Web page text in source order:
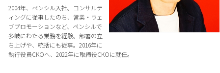
2004年、ペンシル入社。コンサルテ
ィングに従事したのち、営業・ウェ
ブプロモーションなど、ペンシルで
多岐にわたる業務を経験。部署の立
ち上げや、統括にも従事。2016年に
執行役員CKOへ、2022年に取締役CKOに就任。